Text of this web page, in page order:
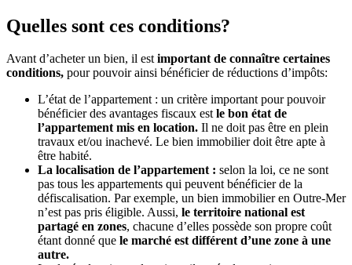
Quelles sont ces conditions?
Avant d’acheter un bien, il estimportant de connaître certaines
conditions, pour pouvoir ainsi bénéficier de réductions d’impôts:
L’état de l’appartement : un critère important pour pouvoir
bénéficier des avantages fiscaux estle bon état de
l’appartement mis en location. Il ne doit pas être en plein
travaux et/ou inachevé. Le bien immobilier doit être apte à
être habité.
La localisation de l’appartement : selon la loi, ce ne sont
pas tous les appartements qui peuvent bénéficier de la
défiscalisation. Par exemple, un bien immobilier en Outre-Mer
n’est pas pris éligible. Aussi, le territoire national est
partagé en zones, chacune d’elles possède son propre coût
étant donné que le marché est différent d’une zone à une
autre.